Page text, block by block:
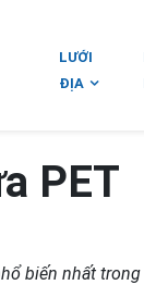
LƯỚI
ĐỊA
PET
biến nhất